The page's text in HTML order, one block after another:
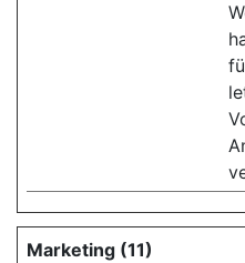
Marketing (11)